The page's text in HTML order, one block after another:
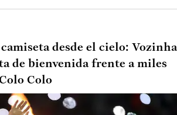
desde el cielo: Vozinha
de bienvenida frente a miles
Colo